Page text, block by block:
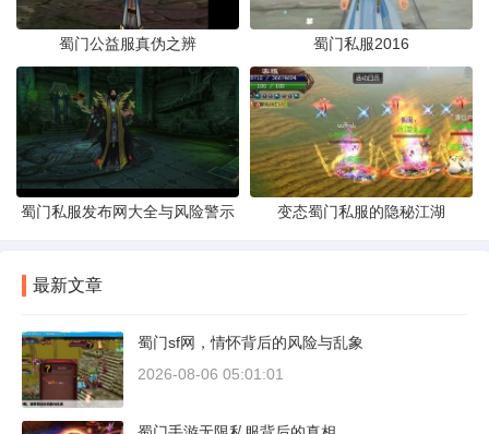
蜀门公益服真伪之辨 蜀门私服2016
蜀门私服发布网大全与风险警示 变态蜀门私服的隐秘江湖
最新文章
蜀门sf网，情怀背后的风险与乱象
2026-08-06 05:01:01